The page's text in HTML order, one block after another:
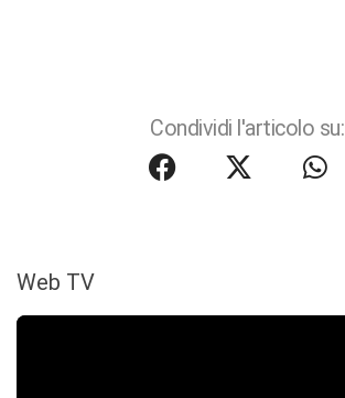
Condividi l'articolo su:
Web TV